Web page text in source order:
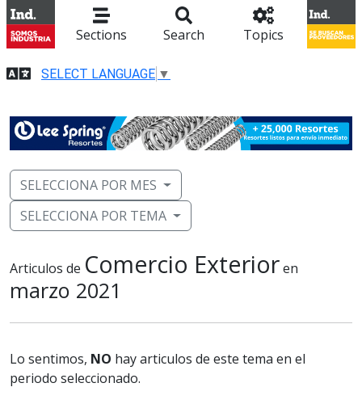
Sections Search Topics
SELECT LANGUAGE ▼
SELECCIONA POR MES
SELECCIONA POR TEMA
Articulos de Comercio Exterioren
marzo 2021
Lo sentimos, NO hay articulos de este tema en el
periodo seleccionado.